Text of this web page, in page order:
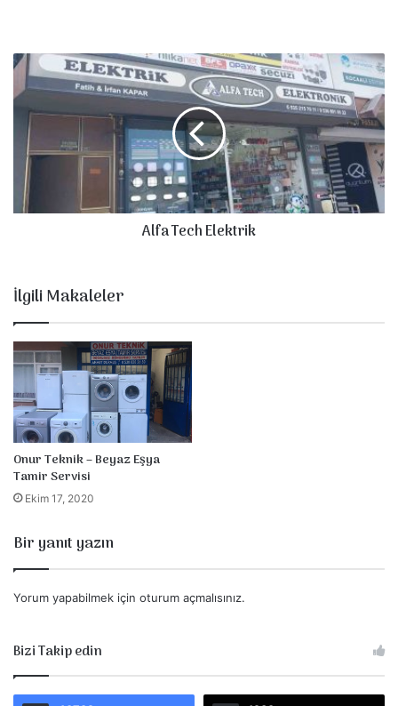
Alfa
Tech
Elektrik
Alfa Tech Elektrik
İlgili Makaleler
Onur Teknik – Beyaz Eşya
Tamir Servisi
Ekim 17, 2020
Bir yanıt yazın
Yorum yapabilmek için oturum açmalısınız.
Bizi Takip edin